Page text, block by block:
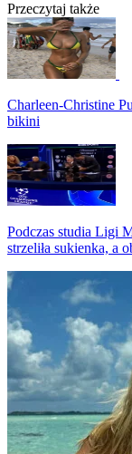
Przeczytaj także
Charleen-Christine
bikini
Podczas studia Ligi
strzeliła sukienka, a